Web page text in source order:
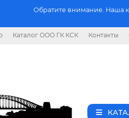
Обратите внимание. Наша
Каталог ООО ГК КСК Контакты